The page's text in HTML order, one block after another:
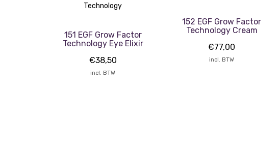
151 EGF Grow Factor
Technology Eye Elixir
€38,50
incl. BTW
152 EGF Grow Factor
Technology Cream
€77,00
incl. BTW